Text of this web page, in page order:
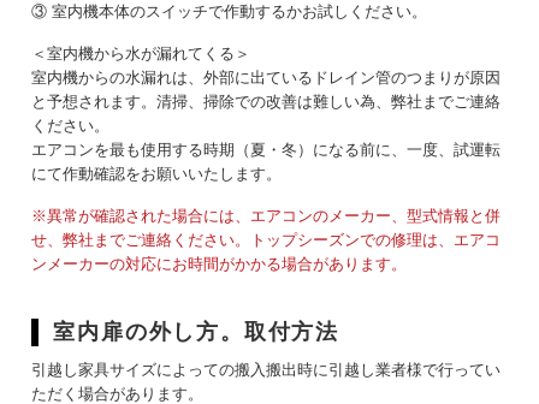
③ 室内機本体のスイッチで作動するかお試しください。
＜室内機から水が漏れてくる＞
室内機からの水漏れは、外部に出ているドレイン管のつまりが原因
と予想されます。清掃、掃除での改善は難しい為、弊社までご連絡
ください。
エアコンを最も使用する時期（夏・冬）になる前に、一度、試運転
にて作動確認をお願いいたします。
※異常が確認された場合には、エアコンのメーカー、型式情報と併
せ、弊社までご連絡ください。トップシーズンでの修理は、エアコ
ンメーカーの対応にお時間がかかる場合があります。
室内扉の外し方。取付方法
引越し家具サイズによっての搬入搬出時に引越し業者様で行ってい
ただく場合があります。